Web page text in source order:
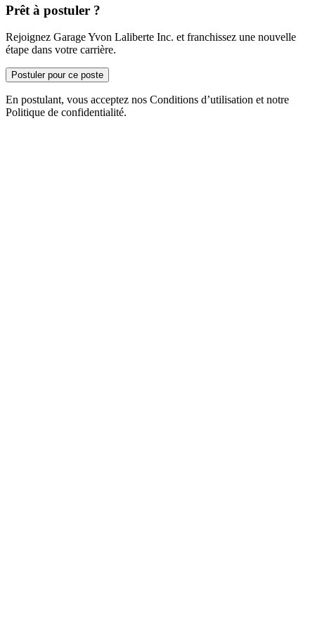
Prêt à postuler ?
Rejoignez Garage Yvon Laliberte Inc. et franchissez une nouvelle
étape dans votre carrière.
Postuler pour ce poste
En postulant, vous acceptez nos Conditions d’utilisation et notre
Politique de confidentialité.